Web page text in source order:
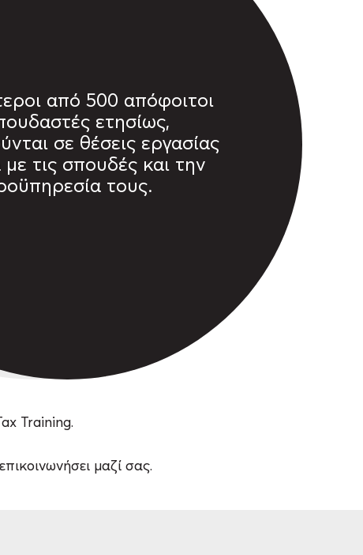
από 500 απόφοιτοι
ετησίως,
σε θέσεις εργασίας
με τις σπουδές και την
τους.
Training.
μαζί σας.